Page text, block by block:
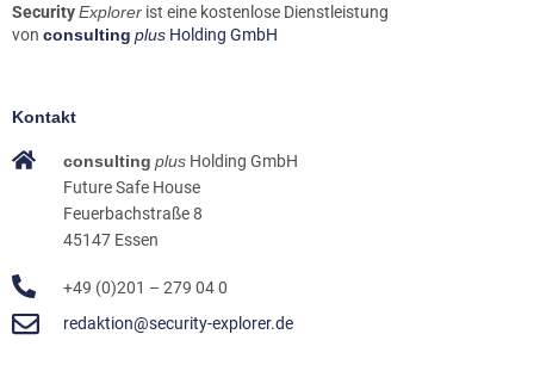
SecurityExplorer ist eine kostenlose Dienstleistung
von consulting plus Holding GmbH
Kontakt
consulting plus Holding GmbH
Future Safe House
Feuerbachstraße 8
45147 Essen
+49 (0)201 – 279 04 0
redaktion@security-explorer.de